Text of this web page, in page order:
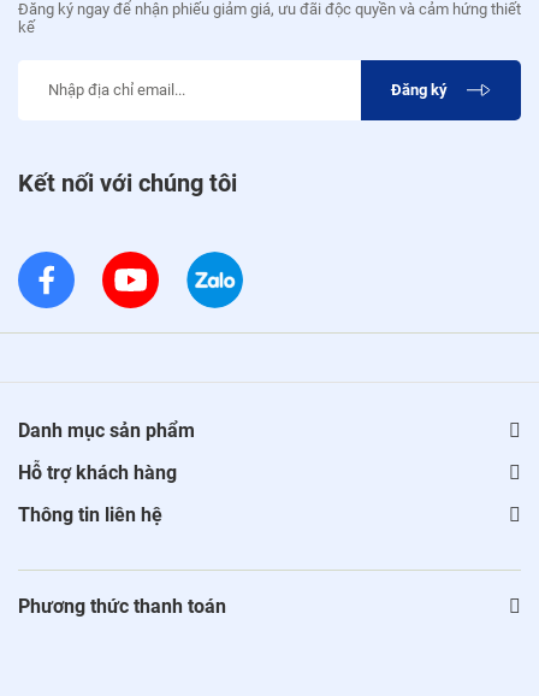
Đăng ký ngay để nhận phiếu giảm giá, ưu đãi độc quyền và cảm hứng thiết
kế
Đăng ký
Kết nối với chúng tôi
Danh mục sản phẩm
Hỗ trợ khách hàng
Thông tin liên hệ
Phương thức thanh toán